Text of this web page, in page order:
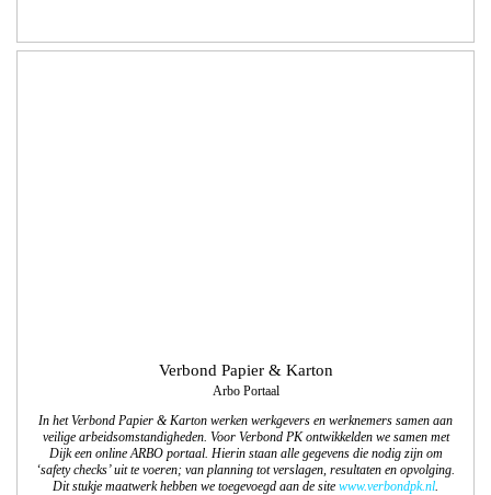
Verbond Papier & Karton
Arbo Portaal
In het Verbond Papier & Karton werken werkgevers en werknemers samen aan
veilige arbeidsomstandigheden. Voor Verbond PK ontwikkelden we samen met
Dijk een online ARBO portaal. Hierin staan alle gegevens die nodig zijn om
‘safety checks’ uit te voeren; van planning tot verslagen, resultaten en opvolging.
Dit stukje maatwerk hebben we toegevoegd aan de site www.verbondpk.nl